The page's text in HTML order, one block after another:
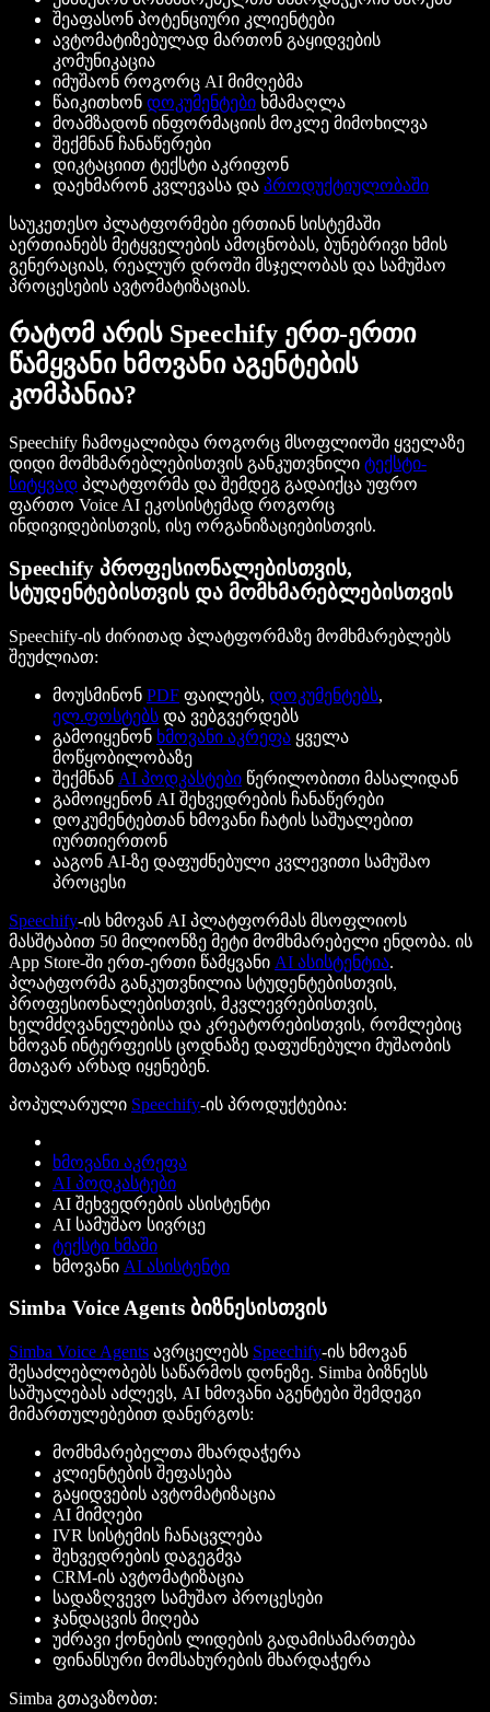
შეაფასონ პოტენციური კლიენტები
ავტომატიზებულად მართონ გაყიდვების
კომუნიკაცია
იმუშაონ როგორც AI მიმღებმა
წაიკითხონ დოკუმენტები ხმამაღლა
მოამზადონ ინფორმაციის მოკლე მიმოხილვა
შექმნან ჩანაწერები
დიკტაციით ტექსტი აკრიფონ
დაეხმარონ კვლევასა და პროდუქტიულობაში
საუკეთესო პლატფორმები ერთიან სისტემაში
აერთიანებს მეტყველების ამოცნობას, ბუნებრივი ხმის
გენერაციას, რეალურ დროში მსჯელობას და სამუშაო
პროცესების ავტომატიზაციას.
რატომ არის Speechify ერთ-ერთი
წამყვანი ხმოვანი აგენტების
კომპანია?
Speechify ჩამოყალიბდა როგორც მსოფლიოში ყველაზე
დიდი მომხმარებლებისთვის განკუთვნილი ტექსტი-
სიტყვად პლატფორმა და შემდეგ გადაიქცა უფრო
ფართო Voice AI ეკოსისტემად როგორც
ინდივიდებისთვის, ისე ორგანიზაციებისთვის.
Speechify პროფესიონალებისთვის,
სტუდენტებისთვის და მომხმარებლებისთვის
Speechify-ის ძირითად პლატფორმაზე მომხმარებლებს
შეუძლიათ:
მოუსმინონ PDF ფაილებს, დოკუმენტებს,
ელ.ფოსტებს და ვებგვერდებს
გამოიყენონ ხმოვანი აკრეფა ყველა
მოწყობილობაზე
შექმნან AI პოდკასტები წერილობითი მასალიდან
გამოიყენონ AI შეხვედრების ჩანაწერები
დოკუმენტებთან ხმოვანი ჩატის საშუალებით
იურთიერთონ
ააგონ AI-ზე დაფუძნებული კვლევითი სამუშაო
პროცესი
Speechify-ის ხმოვან AI პლატფორმას მსოფლიოს
მასშტაბით 50 მილიონზე მეტი მომხმარებელი ენდობა. ის
App Store-ში ერთ-ერთი წამყვანი AI ასისტენტია.
პლატფორმა განკუთვნილია სტუდენტებისთვის,
პროფესიონალებისთვის, მკვლევრებისთვის,
ხელმძღვანელებისა და კრეატორებისთვის, რომლებიც
ხმოვან ინტერფეისს ცოდნაზე დაფუძნებული მუშაობის
მთავარ არხად იყენებენ.
პოპულარული Speechify-ის პროდუქტებია:
ხმოვანი აკრეფა
AI პოდკასტები
AI შეხვედრების ასისტენტი
AI სამუშაო სივრცე
ტექსტი ხმაში
ხმოვანი AI ასისტენტი
Simba Voice Agents ბიზნესისთვის
Simba Voice Agents ავრცელებს Speechify-ის ხმოვან
შესაძლებლობებს საწარმოს დონეზე. Simba ბიზნესს
საშუალებას აძლევს, AI ხმოვანი აგენტები შემდეგი
მიმართულებებით დანერგოს:
მომხმარებელთა მხარდაჭერა
კლიენტების შეფასება
გაყიდვების ავტომატიზაცია
AI მიმღები
IVR სისტემის ჩანაცვლება
შეხვედრების დაგეგმვა
CRM-ის ავტომატიზაცია
სადაზღვევო სამუშაო პროცესები
ჯანდაცვის მიღება
უძრავი ქონების ლიდების გადამისამართება
ფინანსური მომსახურების მხარდაჭერა
Simba გთავაზობთ: